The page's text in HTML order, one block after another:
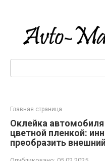
Главная страница
Оклейка
цветной пленкой:
преобразить